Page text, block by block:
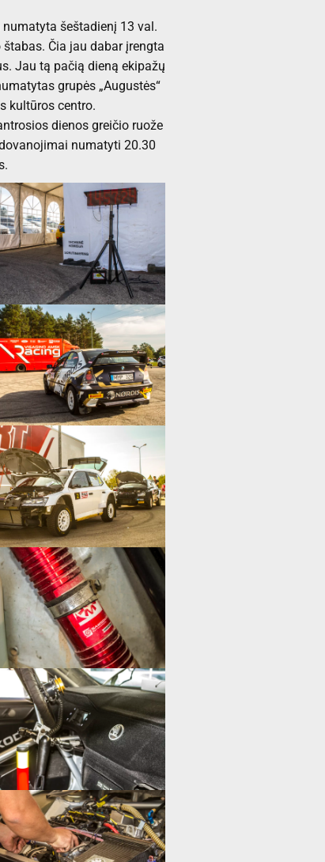
šeštadienį 13 val.
Čia jau dabar įrengta
Jau tą pačią dieną ekipažų
grupės „Augustės“
kultūros centro.
dienos greičio ruože
numatyti 20.30